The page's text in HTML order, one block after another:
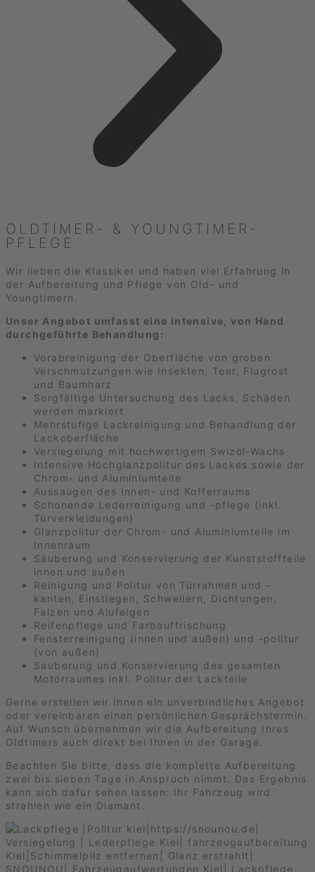
OLDTIMER- & YOUNGTIMER-
PFLEGE
Wir lieben die Klassiker und haben viel Erfahrung in
der Aufbereitung und Pflege von Old- und
Youngtimern.
Unser Angebot umfasst eine intensive, von Hand
durchgeführte Behandlung:
Vorabreinigung der Oberfläche von groben
Verschmutzungen wie Insekten, Teer, Flugrost
und Baumharz
Sorgfältige Untersuchung des Lacks, Schäden
werden markiert
Mehrstufige Lackreinigung und Behandlung der
Lackoberfläche
Versiegelung mit hochwertigem Swizöl-Wachs
Intensive Hochglanzpolitur des Lackes sowie der
Chrom- und Aluminiumteile
Aussaugen des Innen- und Kofferraums
Schonende Lederreinigung und -pflege (inkl.
Türverkleidungen)
Glanzpolitur der Chrom- und Aluminiumteile im
Innenraum
Säuberung und Konservierung der Kunststoffteile
innen und außen
Reinigung und Politur von Türrahmen und -
kanten, Einstiegen, Schwellern, Dichtungen,
Falzen und Alufelgen
Reifenpflege und Farbauffrischung
Fensterreinigung (innen und außen) und -politur
(von außen)
Säuberung und Konservierung des gesamten
Motorraumes inkl. Politur der Lackteile
Gerne erstellen wir Ihnen ein unverbindliches Angebot
oder vereinbaren einen persönlichen Gesprächstermin.
Auf Wunsch übernehmen wir die Aufbereitung Ihres
Oldtimers auch direkt bei Ihnen in der Garage.
Beachten Sie bitte, dass die komplette Aufbereitung
zwei bis sieben Tage in Anspruch nimmt. Das Ergebnis
kann sich dafür sehen lassen: Ihr Fahrzeug wird
strahlen wie ein Diamant.